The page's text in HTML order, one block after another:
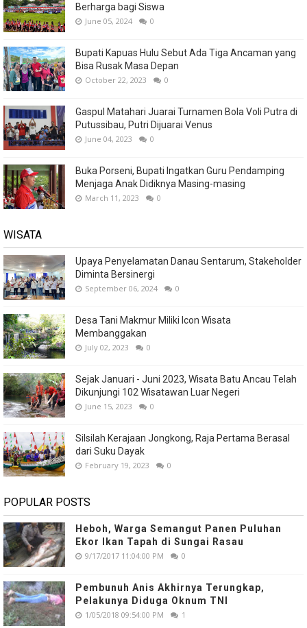
Berharga bagi Siswa
June 05, 2024 0
Bupati Kapuas Hulu Sebut Ada Tiga Ancaman yang
Bisa Rusak Masa Depan
October 22, 2023 0
Gaspul Matahari Juarai Turnamen Bola Voli Putra di
Putussibau, Putri Dijuarai Venus
June 04, 2023 0
Buka Porseni, Bupati Ingatkan Guru Pendamping
Menjaga Anak Didiknya Masing-masing
March 11, 2023 0
WISATA
Upaya Penyelamatan Danau Sentarum, Stakeholder
Diminta Bersinergi
September 06, 2024 0
Desa Tani Makmur Miliki Icon Wisata
Membanggakan
July 02, 2023 0
Sejak Januari - Juni 2023, Wisata Batu Ancau Telah
Dikunjungi 102 Wisatawan Luar Negeri
June 15, 2023 0
Silsilah Kerajaan Jongkong, Raja Pertama Berasal
dari Suku Dayak
February 19, 2023 0
POPULAR POSTS
Heboh, Warga Semangut Panen Puluhan
Ekor Ikan Tapah di Sungai Rasau
9/17/2017 11:04:00 PM 0
Pembunuh Anis Akhirnya Terungkap,
Pelakunya Diduga Oknum TNI
1/05/2018 09:54:00 PM 1